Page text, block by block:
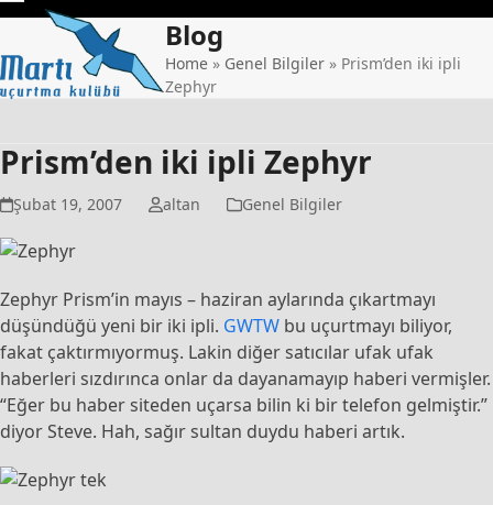
Skip
content
Open
mobile
menu
Close
mobile
menu
Blog
Home » Genel Bilgiler » Prism’den iki ipli
Zephyr
Prism’den iki ipli Zephyr
Şubat 19, 2007 altan Genel Bilgiler
Zephyr Prism’in mayıs – haziran aylarında çıkartmayı
düşündüğü yeni bir iki ipli. GWTW bu uçurtmayı biliyor,
fakat çaktırmıyormuş. Lakin diğer satıcılar ufak ufak
haberleri sızdırınca onlar da dayanamayıp haberi vermişler.
“Eğer bu haber siteden uçarsa bilin ki bir telefon gelmiştir.”
diyor Steve. Hah, sağır sultan duydu haberi artık.